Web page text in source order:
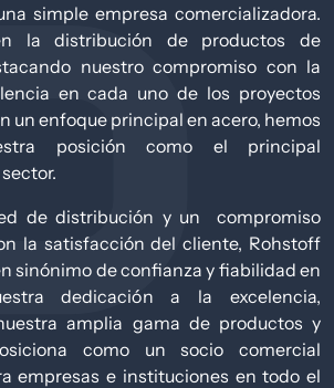
simple empresa comercializadora.
la distribución de productos de
nuestro compromiso con la
en cada uno de los proyectos
un enfoque principal en acero, hemos
posición como el principal
de distribución y un compromiso
la satisfacción del cliente, Rohstoff
sinónimo de confianza y fiabilidad en
dedicación a la excelencia,
amplia gama de productos y
como un socio comercial
empresas e instituciones en todo el